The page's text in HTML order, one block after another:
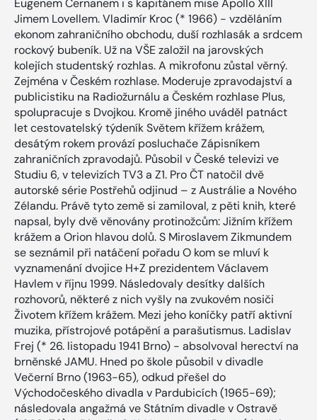
Eugenem Cernanem i s kapitánem mise Apollo XIII
Jimem Lovellem. Vladimír Kroc (* 1966) - vzděláním
ekonom zahraničního obchodu, duší rozhlasák a srdcem
rockový bubeník. Už na VŠE založil na jarovských
kolejích studentský rozhlas. A mikrofonu zůstal věrný.
Zejména v Českém rozhlase. Moderuje zpravodajství a
publicistiku na Radiožurnálu a Českém rozhlase Plus,
spolupracuje s Dvojkou. Kromě jiného uváděl patnáct
let cestovatelský týdeník Světem křížem krážem,
desátým rokem provází posluchače Zápisníkem
zahraničních zpravodajů. Působil v České televizi ve
Studiu 6, v televizích TV3 a Z1. Pro ČT natočil dvě
autorské série Postřehů odjinud – z Austrálie a Nového
Zélandu. Právě tyto země si zamiloval, z pěti knih, které
napsal, byly dvě věnovány protinožcům: Jižním křížem
krážem a Orion hlavou dolů. S Miroslavem Zikmundem
se seznámil při natáčení pořadu O kom se mluví k
vyznamenání dvojice H+Z prezidentem Václavem
Havlem v říjnu 1999. Následovaly desítky dalších
rozhovorů, některé z nich vyšly na zvukovém nosiči
Životem křížem krážem. Mezi jeho koníčky patří aktivní
muzika, přístrojové potápění a parašutismus. Ladislav
Frej (* 26. listopadu 1941 Brno) - absolvoval herectví na
brněnské JAMU. Hned po škole působil v divadle
Večerní Brno (1963-65), odkud přešel do
Východočeského divadla v Pardubicích (1965-69);
následovala angažmá ve Státním divadle v Ostravě